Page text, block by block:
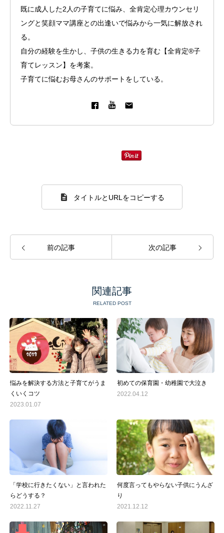
既に成人した2人の子育てに悩み、全肯定心理カウンセリ
ングと笑顔ママ講座との出逢いで悩みから一気に解放され
る。
自分の経験を生かし、子供の生きる力を育む【全肯定®子
育てレッスン】を考案。
子育てに悩むお母さんのサポートをしている。
タイトルとURLをコピーする
前の記事 次の記事
関連記事
RELATED POST
悩みを解決する方法と子育てがうま
くいくコツ
2023.01.07
初めての保育園・幼稚園で大泣き
2022.04.12
「学校に行きたくない」と言われた
らどうする？
2022.11.27
何度言ってもやらない子供にうんざ
り
2021.12.12